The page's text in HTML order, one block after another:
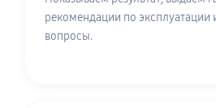
рекомендации по эксплуатации
вопросы.